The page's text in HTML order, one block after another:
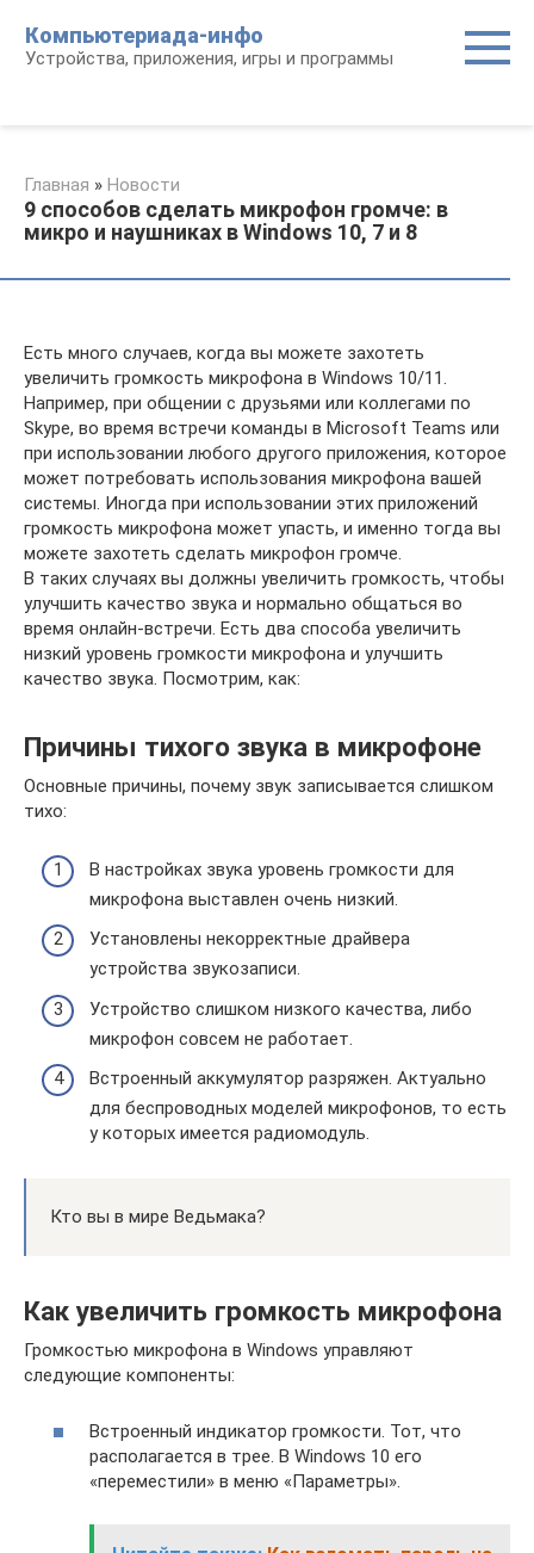
контенту
Компьютериада-инфо
Устройства, приложения, игры и программы
Главная » Новости
9 способов сделать микрофон громче: в
микро и наушниках в Windows 10, 7 и 8
Есть много случаев, когда вы можете захотеть
увеличить громкость микрофона в Windows 10/11.
Например, при общении с друзьями или коллегами по
Skype, во время встречи команды в Microsoft Teams или
при использовании любого другого приложения, которое
может потребовать использования микрофона вашей
системы. Иногда при использовании этих приложений
громкость микрофона может упасть, и именно тогда вы
можете захотеть сделать микрофон громче.
В таких случаях вы должны увеличить громкость, чтобы
улучшить качество звука и нормально общаться во
время онлайн-встречи. Есть два способа увеличить
низкий уровень громкости микрофона и улучшить
качество звука. Посмотрим, как:
Причины тихого звука в микрофоне
Основные причины, почему звук записывается слишком
тихо:
В настройках звука уровень громкости для
микрофона выставлен очень низкий.
Установлены некорректные драйвера
устройства звукозаписи.
Устройство слишком низкого качества, либо
микрофон совсем не работает.
Встроенный аккумулятор разряжен. Актуально
для беспроводных моделей микрофонов, то есть
у которых имеется радиомодуль.
Кто вы в мире Ведьмака?
Как увеличить громкость микрофона
Громкостью микрофона в Windows управляют
следующие компоненты:
Встроенный индикатор громкости. Тот, что
располагается в трее. В Windows 10 его
«переместили» в меню «Параметры».